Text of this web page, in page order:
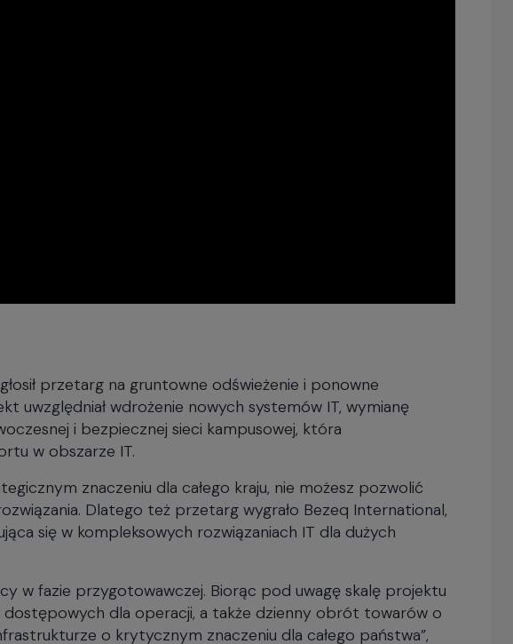
przetarg na gruntowne odświeżenie i ponowne
uwzględniał wdrożenie nowych systemów IT, wymianę
i bezpiecznej sieci kampusowej, która
w obszarze IT.
znaczeniu dla całego kraju, nie możesz pozwolić
Dlatego też przetarg wygrało Bezeq International,
się w kompleksowych rozwiązaniach IT dla dużych
w fazie przygotowawczej. Biorąc pod uwagę skalę projektu
dla operacji, a także dzienny obrót towarów o
o krytycznym znaczeniu dla całego państwa”,